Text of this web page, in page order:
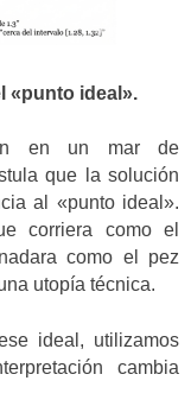
«punto ideal».
en un mar de
que la solución
al «punto ideal».
corriera como el
como el pez
utopía técnica.
ideal, utilizamos
cambia